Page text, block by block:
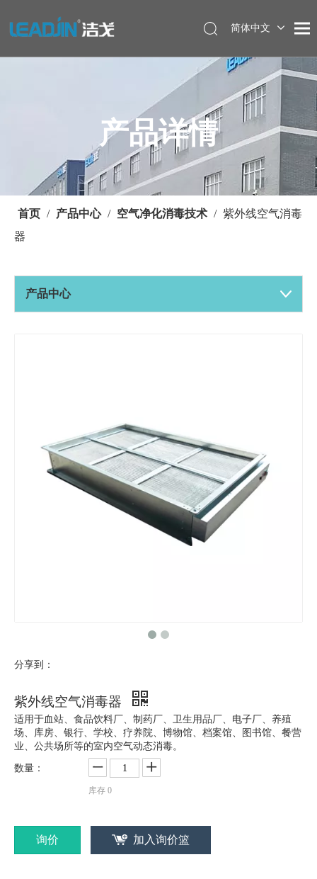
简体中文
产品详情
首页 / 产品中心 / 空气净化消毒技术 / 紫外线空气消毒
器
产品中心
分享到：
紫外线空气消毒器
适用于血站、食品饮料厂、制药厂、卫生用品厂、电子厂、养殖
场、库房、银行、学校、疗养院、博物馆、档案馆、图书馆、餐营
业、公共场所等的室内空气动态消毒。
数量：
库存 0
询价 加入询价篮